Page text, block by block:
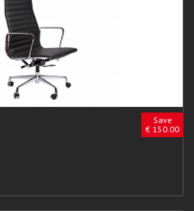
Save
€ 150.00